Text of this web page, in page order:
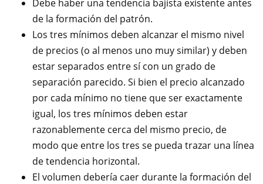
Debe haber una tendencia bajista existente antes
de la formación del patrón.
Los tres mínimos deben alcanzar el mismo nivel
de precios (o al menos uno muy similar) y deben
estar separados entre sí con un grado de
separación parecido. Si bien el precio alcanzado
por cada mínimo no tiene que ser exactamente
igual, los tres mínimos deben estar
razonablemente cerca del mismo precio, de
modo que entre los tres se pueda trazar una línea
de tendencia horizontal.
El volumen debería caer durante la formación del